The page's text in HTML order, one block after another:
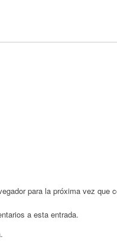
para la próxima vez que
a esta entrada.